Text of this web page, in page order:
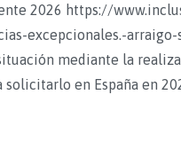
2026 https://
excepcionales.-
mediante la
solicitarlo en España en